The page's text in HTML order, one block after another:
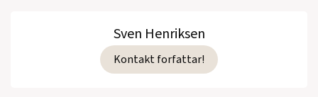
Sven Henriksen
Kontakt forfattar!